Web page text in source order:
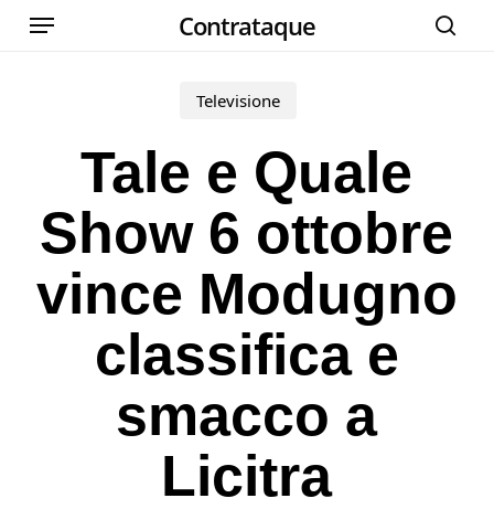
Skip
Contrataque
Menu
Televisione
Tale e Quale
Show 6 ottobre
vince Modugno
classifica e
smacco a
Licitra